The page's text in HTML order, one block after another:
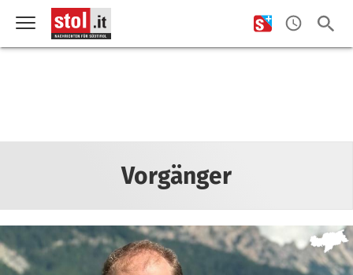
Vorgänger